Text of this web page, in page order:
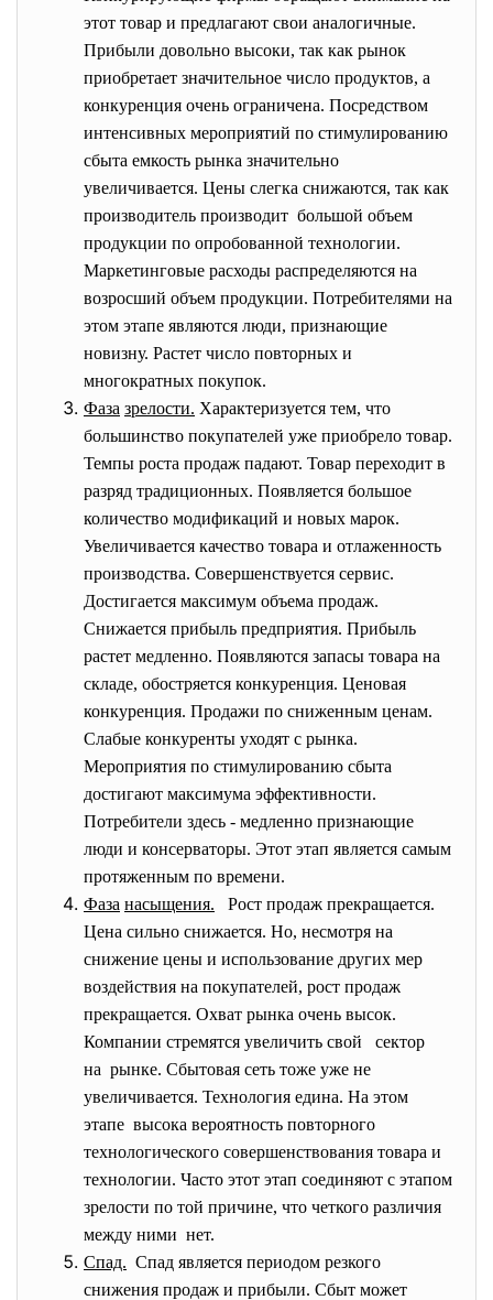
этот товар и предлагают свои аналогичные.
Прибыли довольно высоки, так как рынок
приобретает значительное число продуктов, а
конкуренция очень ограничена. Посредством
интенсивных мероприятий по стимулированию
сбыта емкость рынка значительно
увеличивается. Цены слегка снижаются, так как
производитель производит большой объем
продукции по опробованной технологии.
Маркетинговые расходы распределяются на
возросший объем продукции. Потребителями на
этом этапе являются люди, признающие
новизну. Растет число повторных и
многократных покупок.
Фаза зрелости. Характеризуется тем, что
большинство покупателей уже приобрело товар.
Темпы роста продаж падают. Товар переходит в
разряд традиционных. Появляется большое
количество модификаций и новых марок.
Увеличивается качество товара и отлаженность
производства. Совершенствуется сервис.
Достигается максимум объема продаж.
Снижается прибыль предприятия. Прибыль
растет медленно. Появляются запасы товара на
складе, обостряется конкуренция. Ценовая
конкуренция. Продажи по сниженным ценам.
Слабые конкуренты уходят с рынка.
Мероприятия по стимулированию сбыта
достигают максимума эффективности.
Потребители здесь - медленно признающие
люди и консерваторы. Этот этап является самым
протяженным по времени.
Фаза насыщения. Рост продаж прекращается.
Цена сильно снижается. Но, несмотря на
снижение цены и использование других мер
воздействия на покупателей, рост продаж
прекращается. Охват рынка очень высок.
Компании стремятся увеличить свой сектор
на рынке. Сбытовая сеть тоже уже не
увеличивается. Технология едина. На этом
этапе высока вероятность повторного
технологического совершенствования товара и
технологии. Часто этот этап соединяют с этапом
зрелости по той причине, что четкого различия
между ними нет.
Спад. Спад является периодом резкого
снижения продаж и прибыли. Сбыт может